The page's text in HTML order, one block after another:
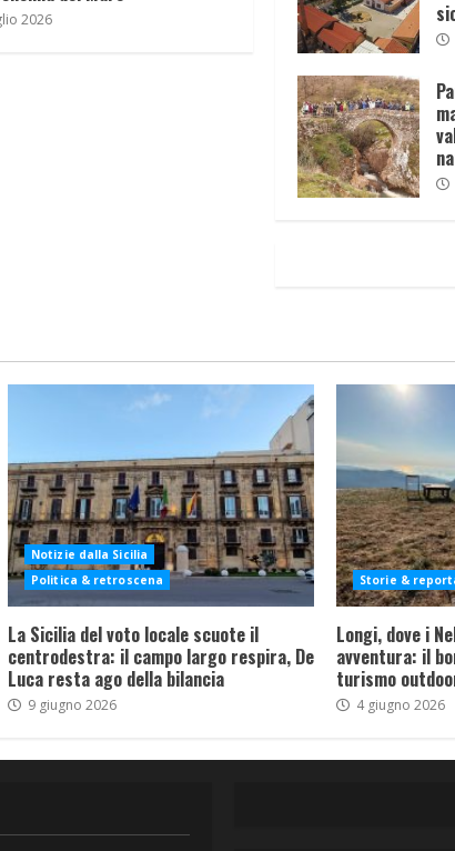
2026
Notizie dalla Sicilia
Politica & retroscena
La Sicilia del voto locale scuote il
centrodestra: il campo largo respira, De
Luca resta ago della bilancia
9 giugno 2026
Storie &
Longi, dove i
avventura: il
turismo
4 giugno 2026